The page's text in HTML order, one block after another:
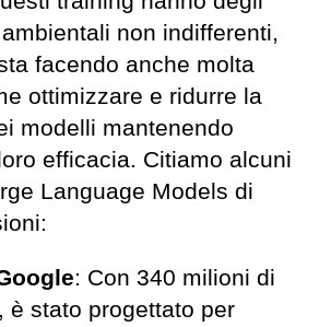
non indifferenti,
facendo anche molta
ottimizzare e ridurre la
modelli mantenendo
efficacia. Citiamo alcuni
Language Models di
: Con 340 milioni di
è stato progettato per